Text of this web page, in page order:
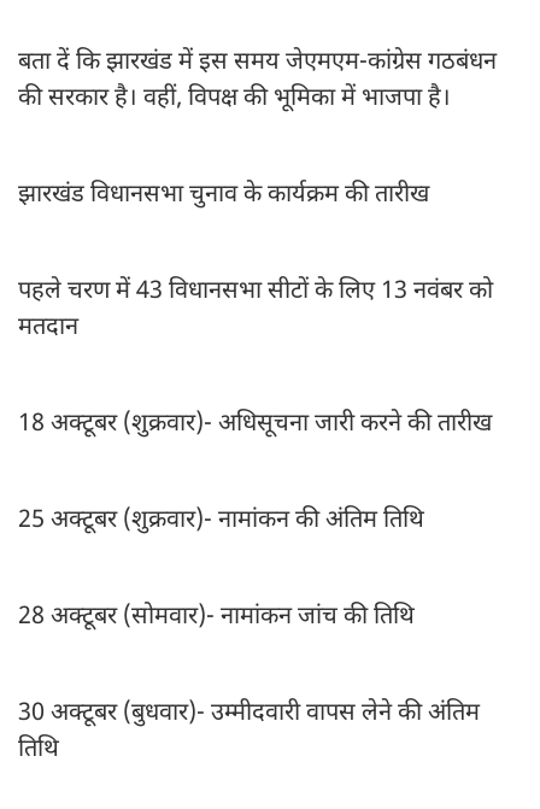
बता दें कि झारखंड में इस समय जेएमएम-कांग्रेस गठबंधन
की सरकार है। वहीं, विपक्ष की भूमिका में भाजपा है।
झारखंड विधानसभा चुनाव के कार्यक्रम की तारीख
पहले चरण में 43 विधानसभा सीटों के लिए 13 नवंबर को
मतदान
18 अक्टूबर (शुक्रवार)- अधिसूचना जारी करने की तारीख
25 अक्टूबर (शुक्रवार)- नामांकन की अंतिम तिथि
28 अक्टूबर (सोमवार)- नामांकन जांच की तिथि
30 अक्टूबर (बुधवार)- उम्मीदवारी वापस लेने की अंतिम
तिथि